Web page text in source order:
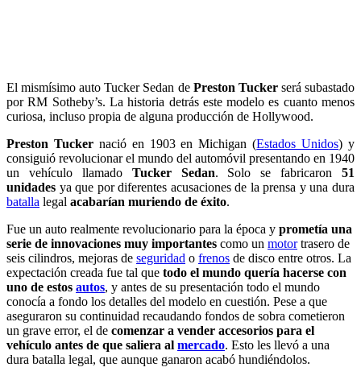
El mismísimo auto Tucker Sedan de Preston Tuckerserá subastado
por RM Sotheby’s. La historia detrás este modelo es cuanto menos
curiosa, incluso propia de alguna producción de Hollywood.
Preston Tuckernació en 1903 en Michigan (Estados Unidos) y
consiguió revolucionar el mundo del automóvil presentando en 1940
un vehículo llamado Tucker Sedan. Solo se fabricaron 51
unidades ya que por diferentes acusaciones de la prensa y una dura
batalla legal acabarían muriendo de éxito.
Fue un auto realmente revolucionario para la época y prometía una
serie de innovaciones muy importantes como un motortrasero de
seis cilindros, mejoras de seguridad o frenos de disco entre otros. La
expectación creada fue tal que todo el mundo quería hacerse con
uno de estos autos, y antes de su presentación todo el mundo
conocía a fondo los detalles del modelo en cuestión. Pese a que
aseguraron su continuidad recaudando fondos de sobra cometieron
un grave error, el de comenzar a vender accesorios para el
vehículo antes de que saliera al mercado. Esto les llevó a una
dura batalla legal, que aunque ganaron acabó hundiéndolos.